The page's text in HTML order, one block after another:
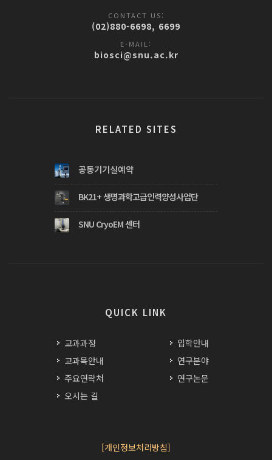
CONTACT US:
(02)880-6698, 6699
E-MAIL:
biosci@snu.ac.kr
RELATED SITES
공동기기실예약
BK21+ 생명과학고급인력양성사업단
SNU CryoEM 센터
QUICK LINK
교과과정
교과목안내
주요연락처
오시는 길
입학안내
연구분야
연구논문
[개인정보처리방침]